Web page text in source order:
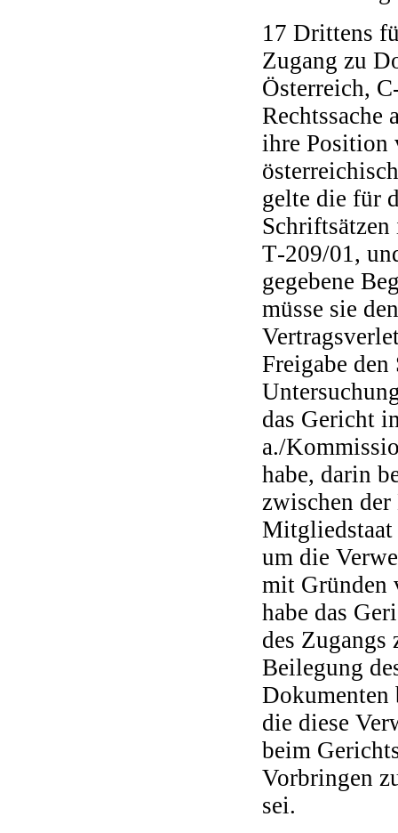
17 Drittens
Zugang zu
Österreich,
Rechtssache
ihre Position
gelte die für
T‑209/01,
gegebene
müsse sie
Freigabe
das Gericht
a./
habe, darin
zwischen
Mitgliedstaat
um die
mit Gründen
habe das
des Zugangs
Beilegung
Dokumenten
die diese
beim
Vorbringen
sei.